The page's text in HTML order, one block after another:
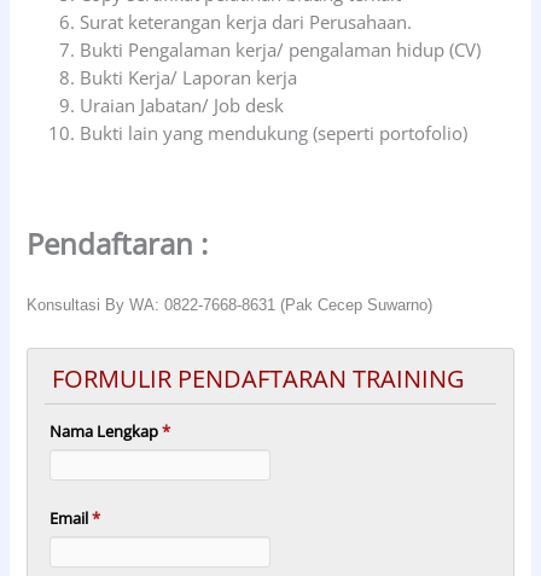
Surat keterangan kerja dari Perusahaan.
Bukti Pengalaman kerja/ pengalaman hidup (CV)
Bukti Kerja/ Laporan kerja
Uraian Jabatan/ Job desk
Bukti lain yang mendukung (seperti portofolio)
Pendaftaran :
Konsultasi By WA: 0822-7668-8631 (Pak Cecep Suwarno)
FORMULIR PENDAFTARAN TRAINING
Nama Lengkap*
Email*